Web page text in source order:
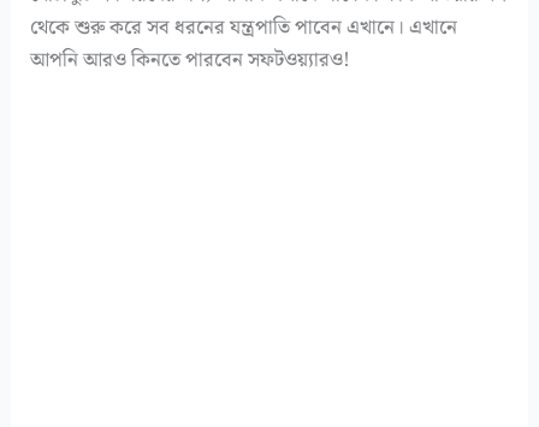
থেকে শুরু করে সব ধরনের যন্ত্রপাতি পাবেন এখানে। এখানে
আপনি আরও কিনতে পারবেন সফটওয়্যারও!